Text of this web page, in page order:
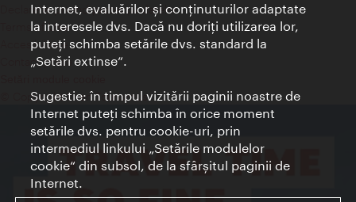
Declaraţie privind protecţia datelor
Terms of Use
Accesibilitate
Contact presa
© Copyright Wien Tourismus
Internet, evaluărilor şi conţinuturilor adaptate
la interesele dvs. Dacă nu doriţi utilizarea lor,
puteţi schimba setările dvs. standard la
„Setări extinse“.
Sugestie: în timpul vizitării paginii noastre de
Internet puteţi schimba în orice moment
setările dvs. pentru cookie-uri, prin
intermediul linkului „Setările modulelor
cookie“ din subsol, de la sfârşitul paginii de
Internet.